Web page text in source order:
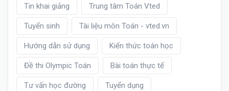
Tin khai giảng Trung tâm Toán Vted
Tuyển sinh Tài liệu môn Toán - vted.vn
Hướng dẫn sử dụng Kiến thức toán học
Đề thi Olympic Toán Bài toán thực tế
Tư vấn học đường Tuyển dụng